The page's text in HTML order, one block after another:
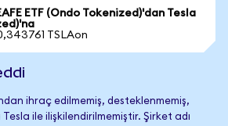
ETF (Ondo Tokenized)'dan Tesla
TSLAon
ihraç edilmemiş, desteklenmemiş,
ile ilişkilendirilmemiştir. Şirket adı